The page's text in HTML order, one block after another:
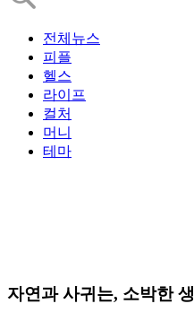
전체뉴스
피플
헬스
라이프
컬처
머니
테마
자연과 사귀는, 소박한